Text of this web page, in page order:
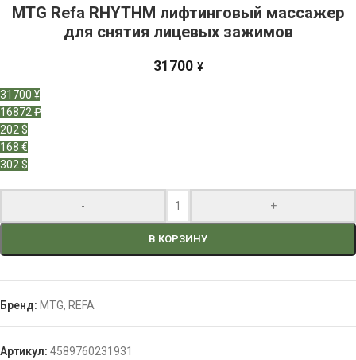
MTG Refa RHYTHM лифтинговый массажер
для снятия лицевых зажимов
31700 ¥
31700 ¥
16872 ₽
202 $
168 €
302 $
- +
В КОРЗИНУ
Бренд: MTG, REFA
Артикул: 4589760231931